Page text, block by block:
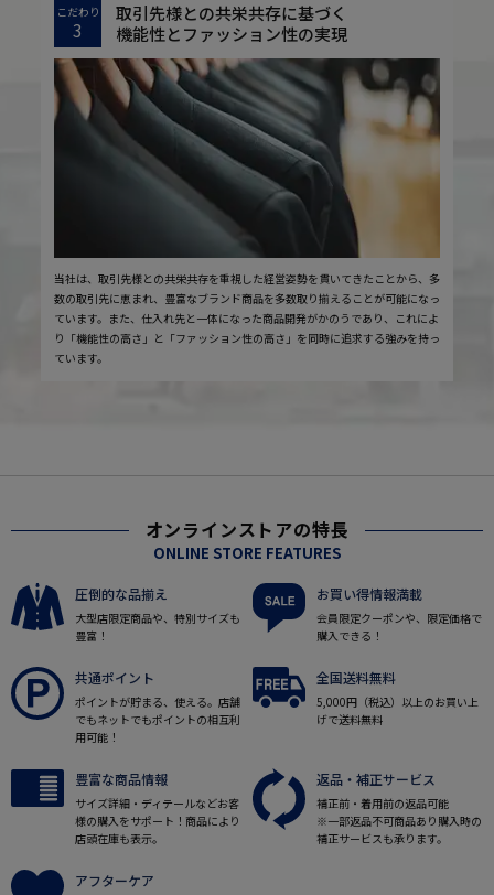
こだわり
3
取引先様との共栄共存に基づく
機能性とファッション性の実現
当社は、取引先様との共栄共存を重視した経営姿勢を貫いてきたことから、多
数の取引先に恵まれ、豊富なブランド商品を多数取り揃えることが可能になっ
ています。また、仕入れ先と一体になった商品開発がかのうであり、これによ
り「機能性の高さ」と「ファッション性の高さ」を同時に追求する強みを持っ
ています。
オンラインストアの特長
ONLINE STORE FEATURES
圧倒的な品揃え
大型店限定商品や、特別サイズも
豊富！
お買い得情報満載
会員限定クーポンや、限定価格で
購入できる！
共通ポイント
ポイントが貯まる、使える。店舗
でもネットでもポイントの相互利
用可能！
全国送料無料
5,000円（税込）以上のお買い上
げで送料無料
豊富な商品情報
サイズ詳細・ディテールなどお客
様の購入をサポート！商品により
店頭在庫も表示。
返品・補正サービス
補正前・着用前の返品可能
※一部返品不可商品あり購入時の
補正サービスも承ります。
アフターケア